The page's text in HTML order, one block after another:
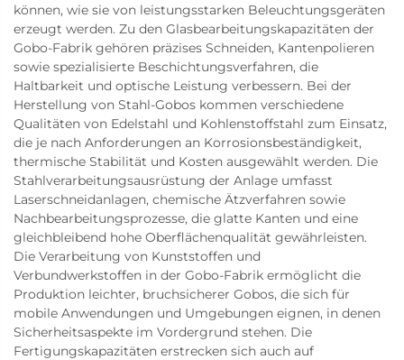
können, wie sie von leistungsstarken Beleuchtungsgeräten
erzeugt werden. Zu den Glasbearbeitungskapazitäten der
Gobo-Fabrik gehören präzises Schneiden, Kantenpolieren
sowie spezialisierte Beschichtungsverfahren, die
Haltbarkeit und optische Leistung verbessern. Bei der
Herstellung von Stahl-Gobos kommen verschiedene
Qualitäten von Edelstahl und Kohlenstoffstahl zum Einsatz,
die je nach Anforderungen an Korrosionsbeständigkeit,
thermische Stabilität und Kosten ausgewählt werden. Die
Stahlverarbeitungsausrüstung der Anlage umfasst
Laserschneidanlagen, chemische Ätzverfahren sowie
Nachbearbeitungsprozesse, die glatte Kanten und eine
gleichbleibend hohe Oberflächenqualität gewährleisten.
Die Verarbeitung von Kunststoffen und
Verbundwerkstoffen in der Gobo-Fabrik ermöglicht die
Produktion leichter, bruchsicherer Gobos, die sich für
mobile Anwendungen und Umgebungen eignen, in denen
Sicherheitsaspekte im Vordergrund stehen. Die
Fertigungskapazitäten erstrecken sich auch auf